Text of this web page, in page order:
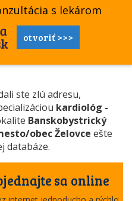
s lekárom
otvoriť >>>
ste zlú adresu,
kardiológ -
Banskobystrický
obec Želovce ešte
databáze.
sa online